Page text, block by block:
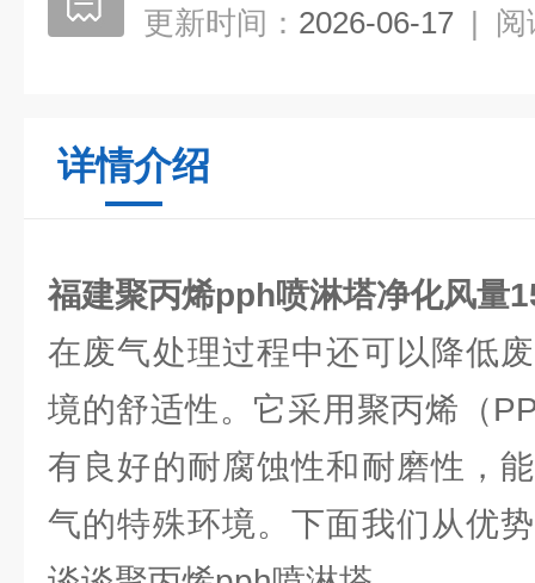
更新时间： 2026-06-17 | 阅
详情介绍
福建聚丙烯pph喷淋塔净化风量
在废气处理过程中还可以降低
境的舒适性。它采用聚丙烯（
有良好的耐腐蚀性和耐磨性，
气的特殊环境。下面我们从优